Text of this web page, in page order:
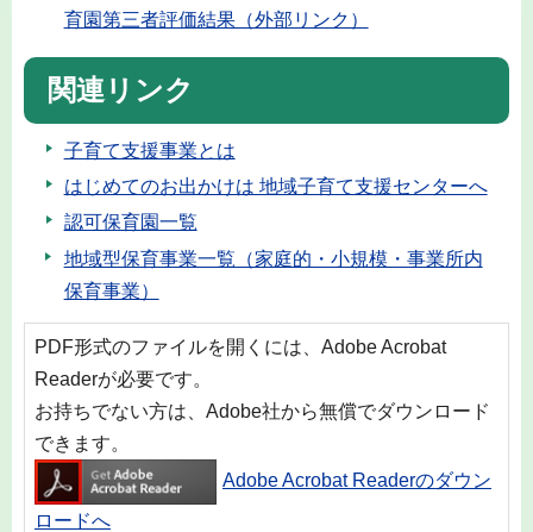
育園第三者評価結果（外部リンク）
関連リンク
子育て支援事業とは
はじめてのお出かけは 地域子育て支援センターへ
認可保育園一覧
地域型保育事業一覧（家庭的・小規模・事業所内
保育事業）
PDF形式のファイルを開くには、Adobe Acrobat
Readerが必要です。
お持ちでない方は、Adobe社から無償でダウンロード
できます。
Adobe Acrobat Readerのダウン
ロードへ